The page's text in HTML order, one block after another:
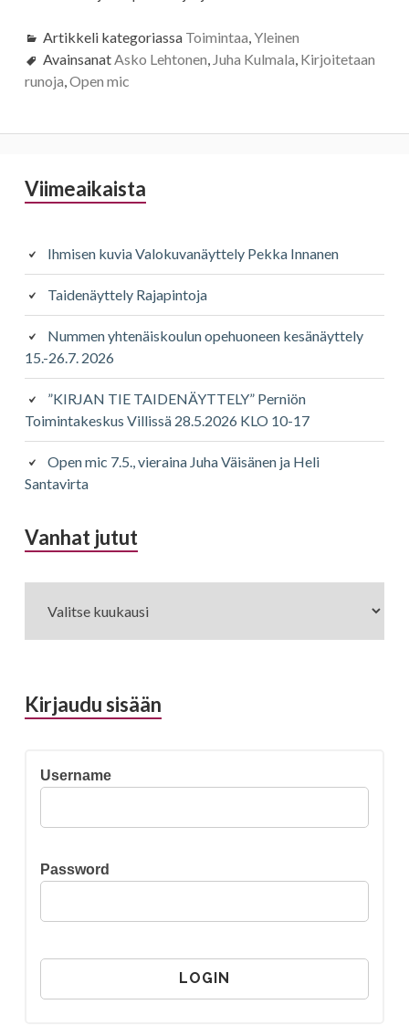
Artikkeli kategoriassa Toimintaa,Yleinen
AvainsanatAsko Lehtonen, Juha Kulmala, Kirjoitetaan
runoja,Open mic
Sivupalkki
Viimeaikaista
Ihmisen kuvia Valokuvanäyttely Pekka Innanen
Taidenäyttely Rajapintoja
Nummen yhtenäiskoulun opehuoneen kesänäyttely
15.-26.7. 2026
”KIRJAN TIE TAIDENÄYTTELY” Perniön
Toimintakeskus Villissä 28.5.2026 KLO 10-17
Open mic 7.5., vieraina Juha Väisänen ja Heli
Santavirta
Vanhat jututVanhat
jutut
Kirjaudu sisään
Username
Password